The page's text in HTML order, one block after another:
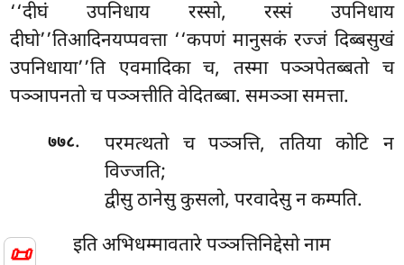
📜
‘‘दीघं उपनिधाय रस्सो, रस्सं उपनिधाय
दीघो’’तिआदिनयप्पवत्ता ‘‘कपणं मानुसकं रज्जं दिब्बसुखं
उपनिधाया’’ति एवमादिका च, तस्मा पञ्ञपेतब्बतो च
पञ्ञापनतो च पञ्ञत्तीति वेदितब्बा. समञ्ञा समत्ता.
७७८.
परमत्थतो च पञ्ञत्ति, ततिया कोटि न
विज्जति;
द्वीसु ठानेसु कुसलो, परवादेसु न कम्पति.
इति अभिधम्मावतारे पञ्ञत्तिनिद्देसो नाम